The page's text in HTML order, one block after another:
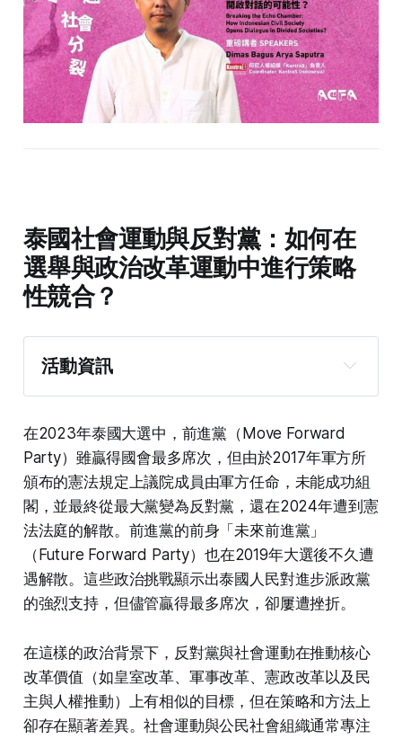
泰國社會運動與反對黨：如何在
選舉與政治改革運動中進行策略
性競合？
活動資訊
活動日期 Date : 10/21 （星期二）
活動時間 Time : 8PM 台北 （7PM 曼谷）
活動形式 Form: 線上
主持人 Moderator: 亞洲公民未來協會執行長 林文
亮
報名連結：
https://forms.gle/rQut57yA8uwDbamc8
在2023年泰國大選中，前進黨（Move Forward
Party）雖贏得國會最多席次，但由於2017年軍方所
頒布的憲法規定上議院成員由軍方任命，未能成功組
閣，並最終從最大黨變為反對黨，還在2024年遭到憲
法法庭的解散。前進黨的前身「未來前進黨」
（Future Forward Party）也在2019年大選後不久遭
遇解散。這些政治挑戰顯示出泰國人民對進步派政黨
的強烈支持，但儘管贏得最多席次，卻屢遭挫折。
在這樣的政治背景下，反對黨與社會運動在推動核心
改革價值（如皇室改革、軍事改革、憲政改革以及民
主與人權推動）上有相似的目標，但在策略和方法上
卻存在顯著差異。社會運動與公民社會組織通常專注